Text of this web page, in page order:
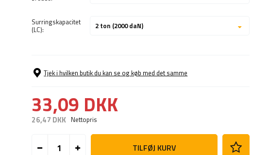
Surringskapacitet
(LC):
2 ton (2000 daN)
Tjek i hvilken butik du kan se og køb med det samme
33,09 DKK
26,47 DKK Nettopris
TILFØJ KURV